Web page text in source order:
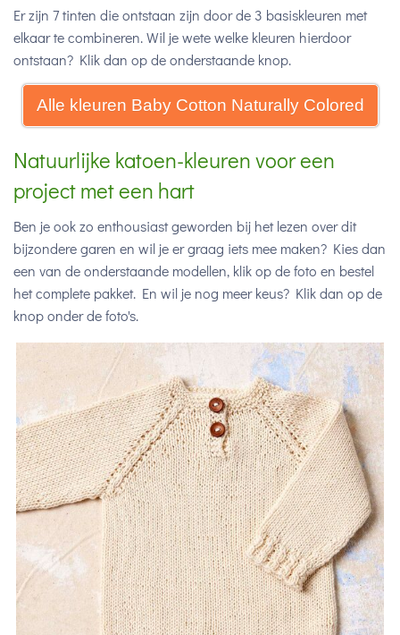
Er zijn 7 tinten die ontstaan zijn door de 3 basiskleuren met
elkaar te combineren. Wil je wete welke kleuren hierdoor
ontstaan? Klik dan op de onderstaande knop.
Alle kleuren Baby Cotton Naturally Colored
Natuurlijke katoen-kleuren voor een
project met een hart
Ben je ook zo enthousiast geworden bij het lezen over dit
bijzondere garen en wil je er graag iets mee maken? Kies dan
een van de onderstaande modellen, klik op de foto en bestel
het complete pakket. En wil je nog meer keus? Klik dan op de
knop onder de foto's.